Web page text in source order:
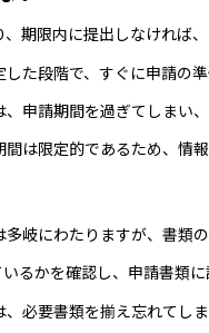
期限内に提出しなければ
た段階で、すぐに申請の
申請期間を過ぎてしまい
は限定的であるため、情
岐にわたりますが、書類
るかを確認し、申請書類
必要書類を揃え忘れてしま